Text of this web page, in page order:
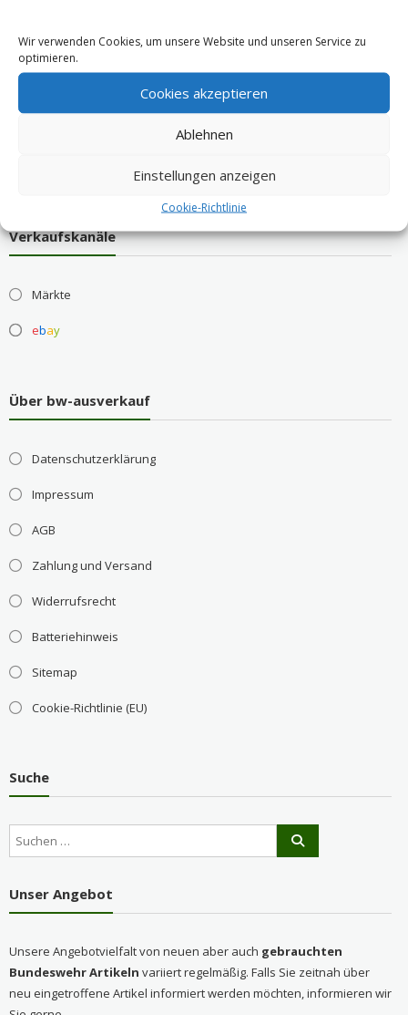
Wir verwenden Cookies, um unsere Website und unseren Service zu
optimieren.
Cookies akzeptieren
Ablehnen
Einstellungen anzeigen
Cookie-Richtlinie
Über uns
Verkaufskanäle
Märkte
ebay
Über bw-ausverkauf
Datenschutzerklärung
Impressum
AGB
Zahlung und Versand
Widerrufsrecht
Batteriehinweis
Sitemap
Cookie-Richtlinie (EU)
Suche
Unser Angebot
Unsere Angebotvielfalt von neuen aber auch gebrauchten
Bundeswehr Artikeln variiert regelmäßig. Falls Sie zeitnah über
neu eingetroffene Artikel informiert werden möchten, informieren wir